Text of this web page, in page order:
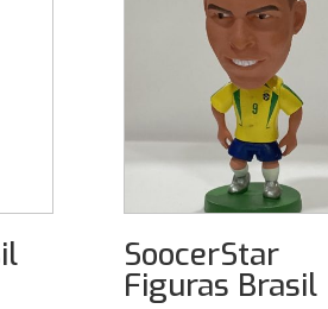
SoocerStar
Figuras Brasil